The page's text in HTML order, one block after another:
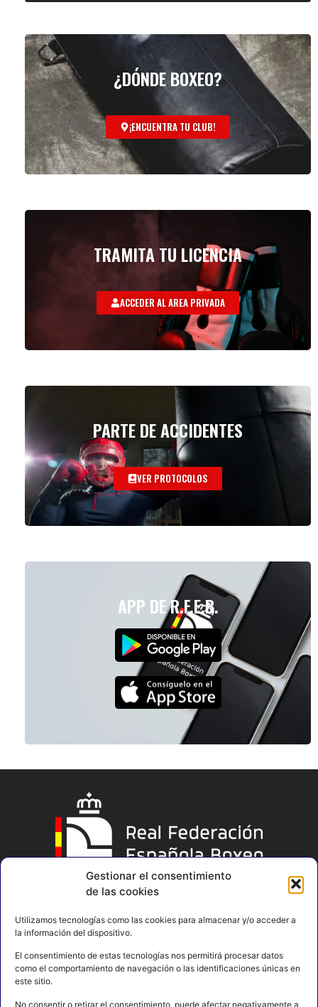
Gestionar el consentimiento
de las cookies
Utilizamos tecnologías como las cookies para almacenar y/o acceder a
la información del dispositivo.
El consentimiento de estas tecnologías nos permitirá procesar datos
como el comportamiento de navegación o las identificaciones únicas en
este sitio.
No consentir o retirar el consentimiento, puede afectar negativamente a
¿DÓNDE BOXEO?
¡ENCUENTRA TU CLUB!
TRAMITA TU LICENCIA
ACCEDER AL AREA PRIVADA
PARTE DE ACCIDENTES
VER PROTOCOLOS
APP DE R.F.E.B.